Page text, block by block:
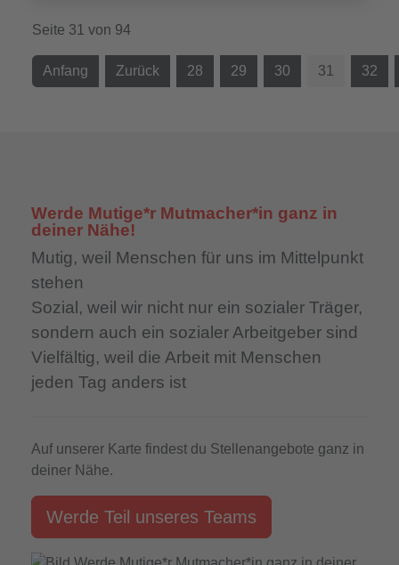
Seite 31 von 94
Anfang Zurück 28 29 30 31 32
Werde Mutige*r Mutmacher*in ganz in
deiner Nähe!
Mutig, weil Menschen für uns im Mittelpunkt
stehen
Sozial, weil wir nicht nur ein sozialer Träger,
sondern auch ein sozialer Arbeitgeber sind
Vielfältig, weil die Arbeit mit Menschen
jeden Tag anders ist
Auf unserer Karte findest du Stellenangebote ganz in
deiner Nähe.
Werde Teil unseres Teams